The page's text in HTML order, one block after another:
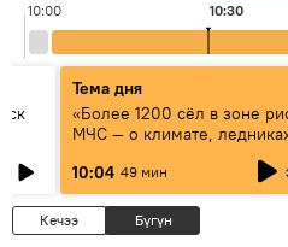
10:00 10:30
Тема дня
«Более 1200 сёл в зоне
МЧС — о климате,
населения
10:04 49 мин
Кечээ Бүгүн